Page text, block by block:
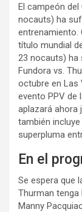
El campeón
nocauts) ha
entrenamiento.
título mundial
23 nocauts) ha
Fundora vs.
octubre en Las
evento PPV de
aplazará ahora
también
superpluma
En el
Se espera que
Thurman tenga
Manny